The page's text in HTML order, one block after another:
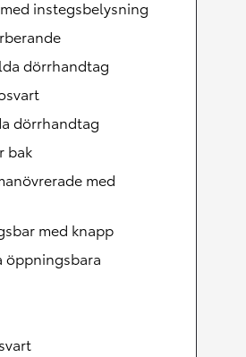
instegsbelysning
dörrhandtag
dörrhandtag
bak
med
med knapp
öppningsbara